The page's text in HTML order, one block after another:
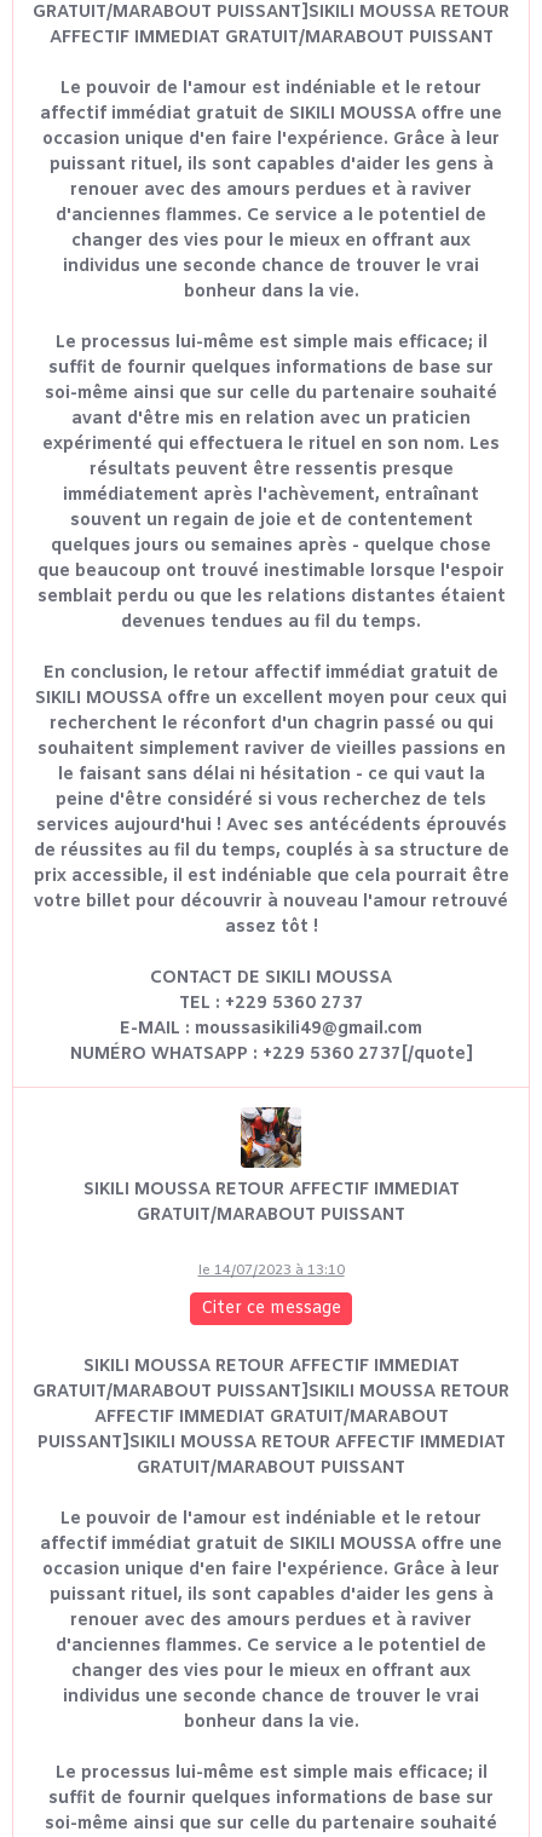
GRATUIT/MARABOUT PUISSANT]SIKILI MOUSSA RETOUR
AFFECTIF IMMEDIAT GRATUIT/MARABOUT PUISSANT
Le pouvoir de l'amour est indéniable et le retour
affectif immédiat gratuit de SIKILI MOUSSA offre une
occasion unique d'en faire l'expérience. Grâce à leur
puissant rituel, ils sont capables d'aider les gens à
renouer avec des amours perdues et à raviver
d'anciennes flammes. Ce service a le potentiel de
changer des vies pour le mieux en offrant aux
individus une seconde chance de trouver le vrai
bonheur dans la vie.
Le processus lui-même est simple mais efficace; il
suffit de fournir quelques informations de base sur
soi-même ainsi que sur celle du partenaire souhaité
avant d'être mis en relation avec un praticien
expérimenté qui effectuera le rituel en son nom. Les
résultats peuvent être ressentis presque
immédiatement après l'achèvement, entraînant
souvent un regain de joie et de contentement
quelques jours ou semaines après - quelque chose
que beaucoup ont trouvé inestimable lorsque l'espoir
semblait perdu ou que les relations distantes étaient
devenues tendues au fil du temps.
En conclusion, le retour affectif immédiat gratuit de
SIKILI MOUSSA offre un excellent moyen pour ceux qui
recherchent le réconfort d'un chagrin passé ou qui
souhaitent simplement raviver de vieilles passions en
le faisant sans délai ni hésitation - ce qui vaut la
peine d'être considéré si vous recherchez de tels
services aujourd'hui ! Avec ses antécédents éprouvés
de réussites au fil du temps, couplés à sa structure de
prix accessible, il est indéniable que cela pourrait être
votre billet pour découvrir à nouveau l'amour retrouvé
assez tôt !
CONTACT DE SIKILI MOUSSA
TEL : +229 5360 2737
E-MAIL : moussasikili49@gmail.com
NUMÉRO WHATSAPP : +229 5360 2737[/quote]
SIKILI MOUSSA RETOUR AFFECTIF IMMEDIAT
GRATUIT/MARABOUT PUISSANT
le 14/07/2023 à 13:10
Citer ce message
SIKILI MOUSSA RETOUR AFFECTIF IMMEDIAT
GRATUIT/MARABOUT PUISSANT]SIKILI MOUSSA RETOUR
AFFECTIF IMMEDIAT GRATUIT/MARABOUT
PUISSANT]SIKILI MOUSSA RETOUR AFFECTIF IMMEDIAT
GRATUIT/MARABOUT PUISSANT
Le pouvoir de l'amour est indéniable et le retour
affectif immédiat gratuit de SIKILI MOUSSA offre une
occasion unique d'en faire l'expérience. Grâce à leur
puissant rituel, ils sont capables d'aider les gens à
renouer avec des amours perdues et à raviver
d'anciennes flammes. Ce service a le potentiel de
changer des vies pour le mieux en offrant aux
individus une seconde chance de trouver le vrai
bonheur dans la vie.
Le processus lui-même est simple mais efficace; il
suffit de fournir quelques informations de base sur
soi-même ainsi que sur celle du partenaire souhaité